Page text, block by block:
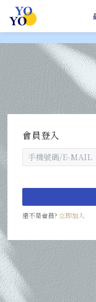
會員登入
還不是會員? 立即加入